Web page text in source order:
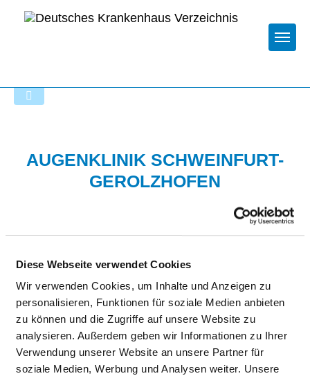
Diese Webseite verwendet Cookies
Wir verwenden Cookies, um Inhalte und Anzeigen zu
personalisieren, Funktionen für soziale Medien anbieten
zu können und die Zugriffe auf unsere Website zu
analysieren. Außerdem geben wir Informationen zu Ihrer
Verwendung unserer Website an unsere Partner für
soziale Medien, Werbung und Analysen weiter. Unsere
AUGENKLINIK SCHWEINFURT-
GEROLZHOFEN
HYGIENE
HYGIENEBEAUFTRAGTE/R